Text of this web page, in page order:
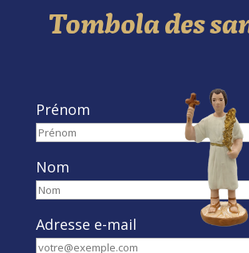
Tombola des
Prénom
Nom
Adresse e-mail